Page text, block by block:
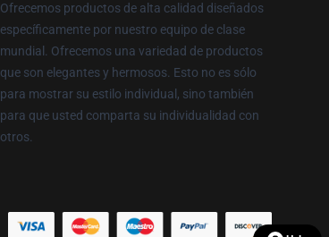
Ofrecemos productos de alta calidad diseñados
específicamente por nuestro equipo de clase
mundial. Ofrecemos una variedad de productos
que son elegantes y hermosos. Esto no es sólo
para mostrar su estilo individual, sino también
para que usted comparta su individualidad con
otros.